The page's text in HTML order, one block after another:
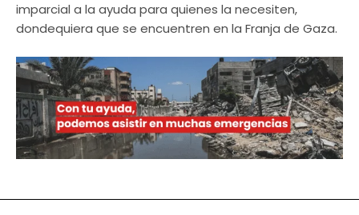
imparcial a la ayuda para quienes la necesiten,
dondequiera que se encuentren en la Franja de Gaza.